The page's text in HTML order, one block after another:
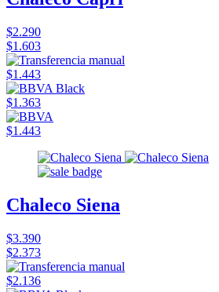
$2.290
$1.603
$1.443
$1.363
$1.443
Chaleco Siena
$3.390
$2.373
$2.136